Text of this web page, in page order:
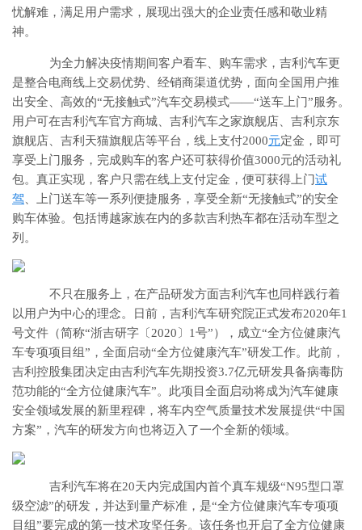
忧解难，满足用户需求，展现出强大的企业责任感和敬业精
神。
为全力解决疫情期间客户看车、购车需求，吉利汽车更
是整合电商线上交易优势、经销商渠道优势，面向全国用户推
出安全、高效的“无接触式”汽车交易模式——“送车上门”服务。
用户可在吉利汽车官方商城、吉利汽车之家旗舰店、吉利京东
旗舰店、吉利天猫旗舰店等平台，线上支付2000元定金，即可
享受上门服务，完成购车的客户还可获得价值3000元的活动礼
包。真正实现，客户只需在线上支付定金，便可获得上门试
驾 、上门送车等一系列便捷服务，享受全新“无接触式”的安全
购车体验。包括博越家族在内的多款吉利热车都在活动车型之
列。
不只在服务上，在产品研发方面吉利汽车也同样践行着
以用户为中心的理念。日前，吉利汽车研究院正式发布2020年1
号文件（简称“浙吉研字〔2020〕1号”），成立“全方位健康汽
车专项项目组”，全面启动“全方位健康汽车”研发工作。此前，
吉利控股集团决定由吉利汽车先期投资3.7亿元研发具备病毒防
范功能的“全方位健康汽车”。此项目全面启动将成为汽车健康
安全领域发展的新里程碑，将车内空气质量技术发展提供“中国
方案”，汽车的研发方向也将迈入了一个全新的领域。
吉利汽车将在20天内完成国内首个真车规级“N95型口罩
级空滤”的研发，并达到量产标准，是“全方位健康汽车专项项
目组”要完成的第一技术攻坚任务。该任务也开启了全方位健康